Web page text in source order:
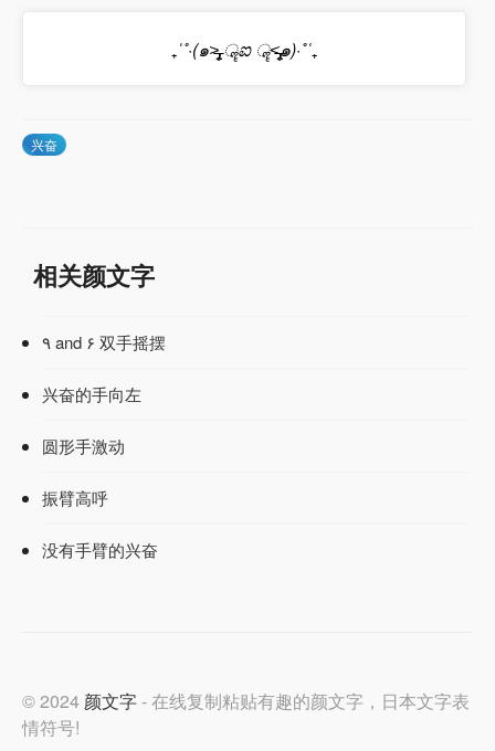
₊ˈ˚·(๑˃̶̡̢̥ ॣಐ ॣ˂̶̡̢̥๑)·˚ˈ₊
兴奋
相关颜文字
٩ and ۶ 双手摇摆
兴奋的手向左
圆形手激动
振臂高呼
没有手臂的兴奋
© 2024 颜文字- 在线复制粘贴有趣的颜文字，日本文字表
情符号!